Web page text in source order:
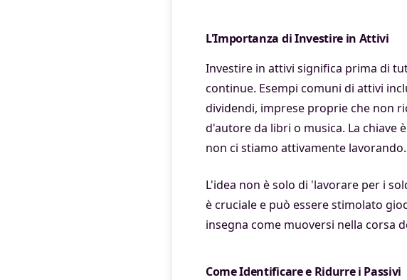
L'Importanza di Investire in Attivi
Investire in attivi significa prima di
continue. Esempi comuni di attivi
dividendi, imprese proprie che non
d'autore da libri o musica. La
non ci stiamo attivamente lavorando.
L'idea non è solo di 'lavorare per i
è cruciale e può essere stimolato
insegna come muoversi nella corsa
Come Identificare e Ridurre i Passivi